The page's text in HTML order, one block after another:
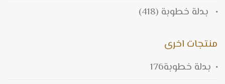
بدلة خطوبة (418)
منتجات اخرى
بدلة خطوبة176